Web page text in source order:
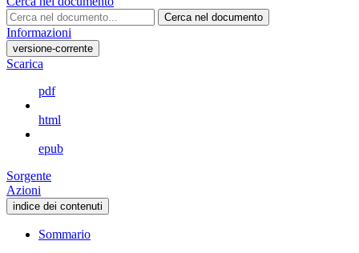
Cerca nel documento
Informazioni
versione-corrente
Scarica
pdf
html
epub
Sorgente
Azioni
indice dei contenuti
Sommario